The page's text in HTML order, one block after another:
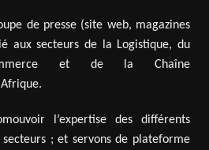
de presse (site web, magazines
aux secteurs de la Logistique, du
et de la Chaîne
l’expertise des différents
; et servons de plateforme